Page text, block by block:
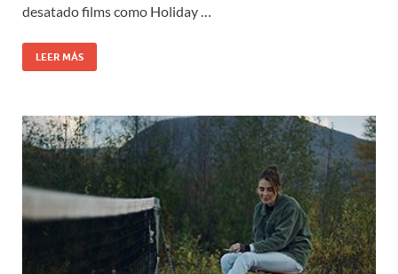
desatado films como Holiday …
LEER MÁS